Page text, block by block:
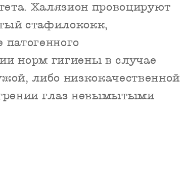
Халязион провоцируют
стафилококк,
норм гигиены в случае
либо низкокачественной
глаз невымытыми